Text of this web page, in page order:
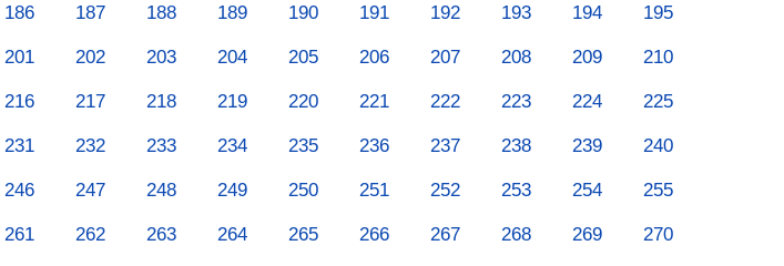
186 187 188 189 190 191 192 193 194 195
201 202 203 204 205 206 207 208 209 210
216 217 218 219 220 221 222 223 224 225
231 232 233 234 235 236 237 238 239 240
246 247 248 249 250 251 252 253 254 255
261 262 263 264 265 266 267 268 269 270